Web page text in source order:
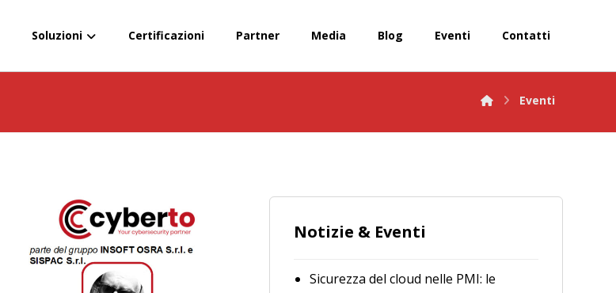
Soluzioni Certificazioni Partner Media Blog Eventi Contatti
Eventi
Notizie & Eventi
Sicurezza del cloud nelle PMI: le